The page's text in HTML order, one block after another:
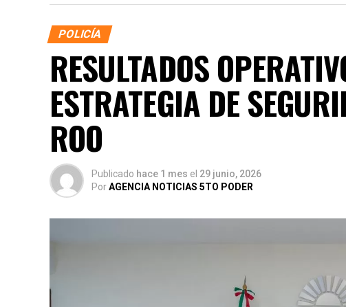
POLICÍA
RESULTADOS
ESTRATEGIA DE
ROO
Publicado hace 1 mes el 29 junio, 2026
PorAGENCIA NOTICIAS 5TO PODER